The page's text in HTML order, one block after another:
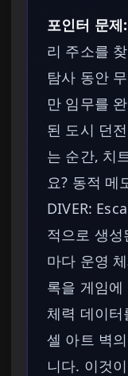
포인터 문제:
리 주소를
탐사 동안
만 임무를
된 도시 던
는 순간, 치
요? 동적 메
DIVER:
적으로 생
마다 운영
록을 게임
체력 데이
셀 아트 벽
니다. 이것